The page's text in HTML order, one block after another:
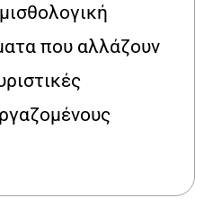
που αλλάζουν